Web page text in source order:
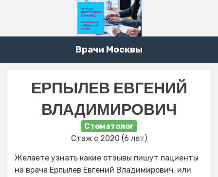
Врачи Москвы
ЕРПЫЛЕВ ЕВГЕНИЙ
ВЛАДИМИРОВИЧ
Стоматолог
Стаж с 2020 (6 лет)
Желаете узнать какие отзывы пишут пациенты
на врача Ерпылев Евгений Владимирович, или